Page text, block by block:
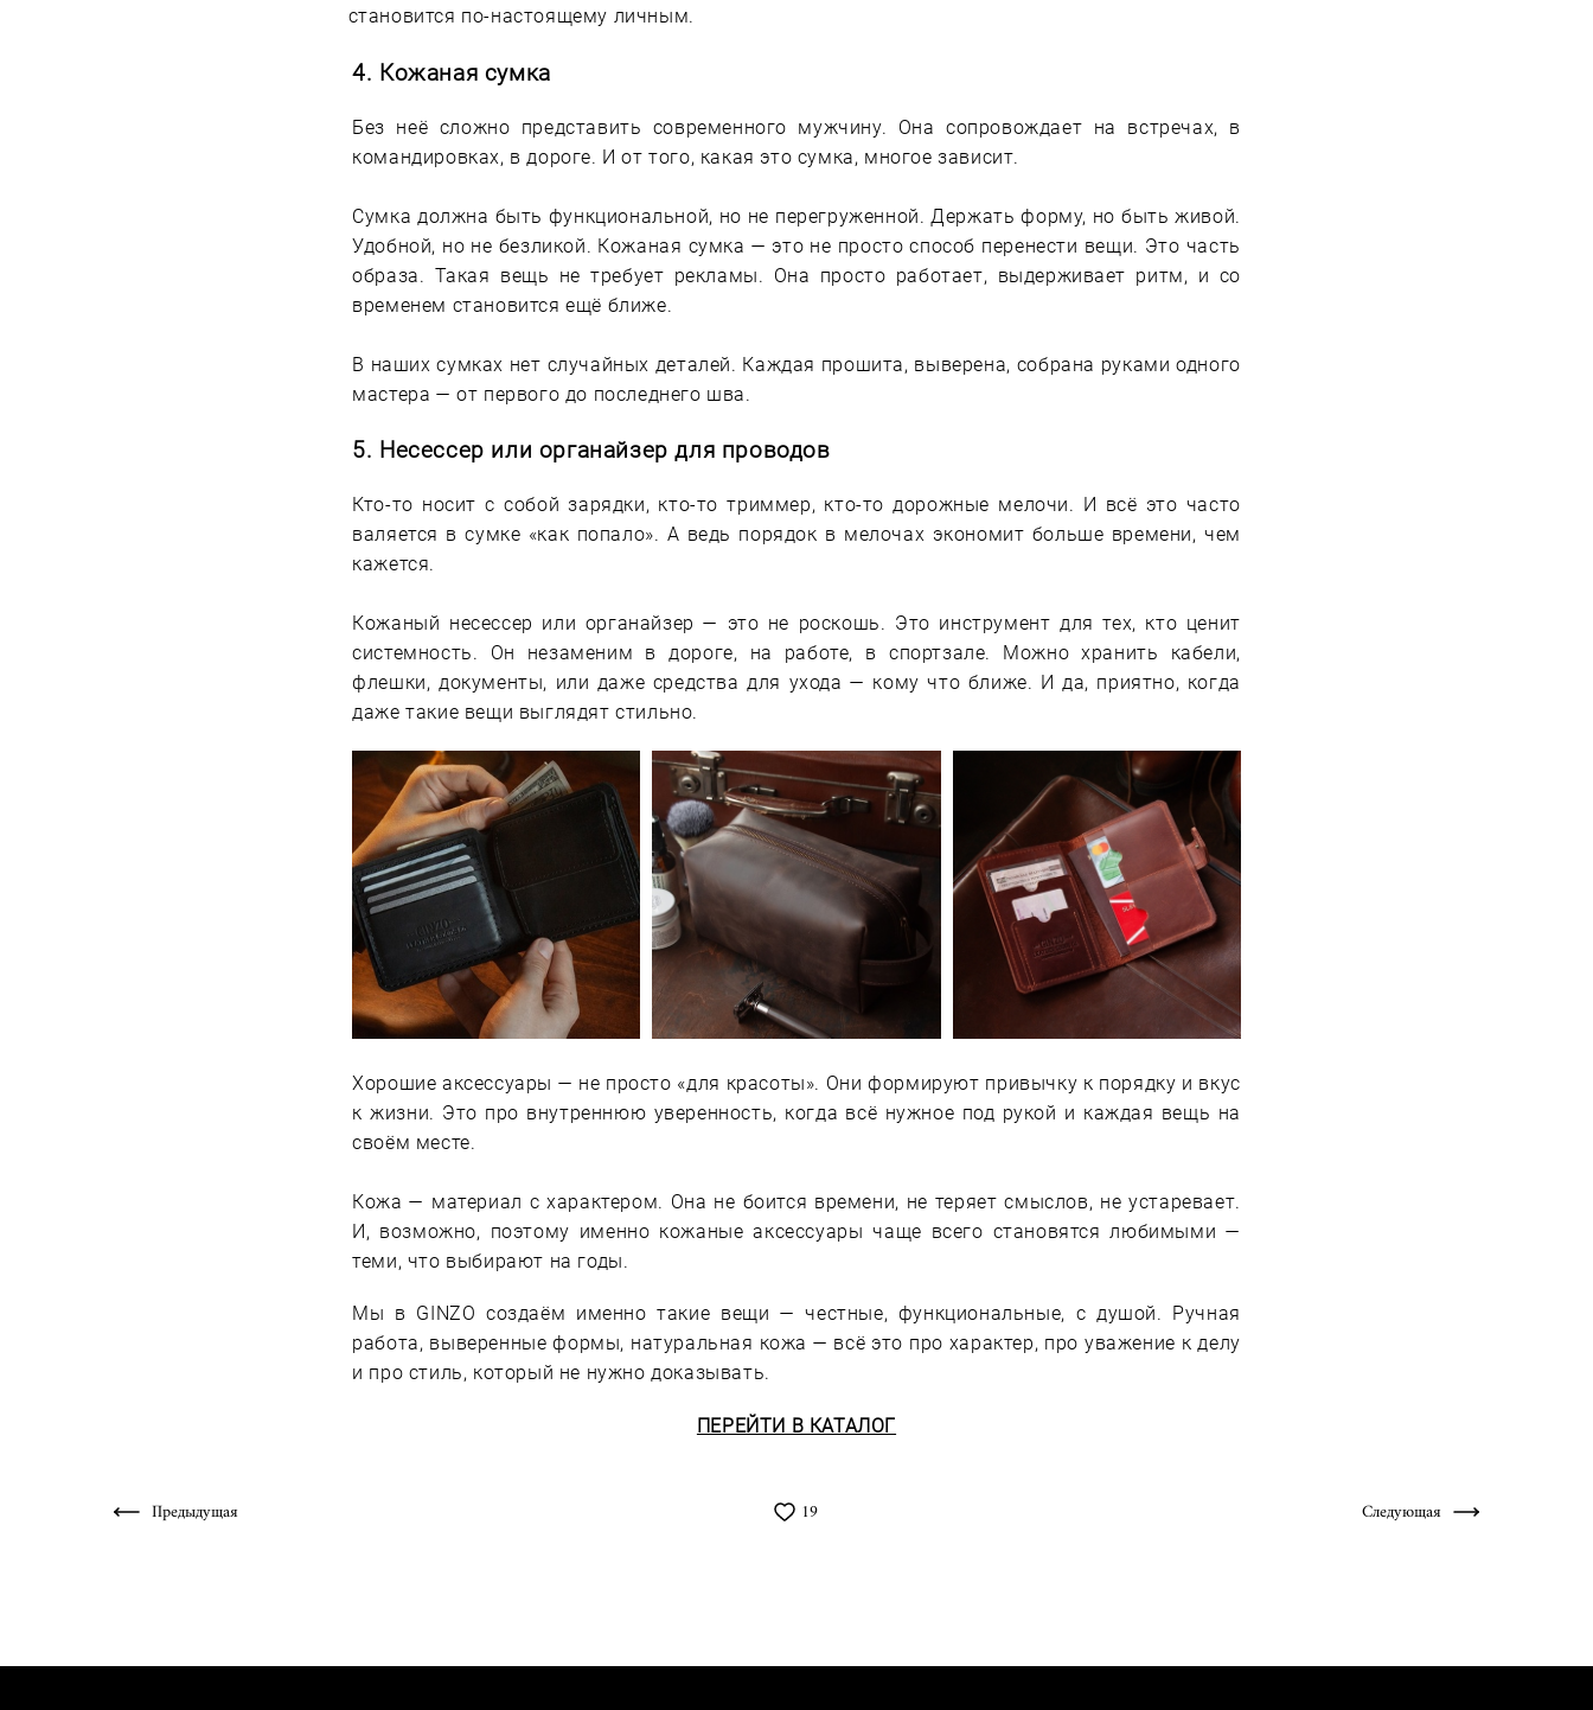
становится по-настоящему личным.
4. Кожаная сумка
Без неё сложно представить современного мужчину. Она сопровождает на встречах, в
командировках, в дороге. И от того, какая это сумка, многое зависит.
Сумка должна быть функциональной, но не перегруженной. Держать форму, но быть живой.
Удобной, но не безликой. Кожаная сумка — это не просто способ перенести вещи. Это часть
образа. Такая вещь не требует рекламы. Она просто работает, выдерживает ритм, и со
временем становится ещё ближе.
В наших сумках нет случайных деталей. Каждая прошита, выверена, собрана руками одного
мастера — от первого до последнего шва.
5. Несессер или органайзер для проводов
Кто-то носит с собой зарядки, кто-то триммер, кто-то дорожные мелочи. И всё это часто
валяется в сумке «как попало». А ведь порядок в мелочах экономит больше времени, чем
кажется.
Кожаный несессер или органайзер — это не роскошь. Это инструмент для тех, кто ценит
системность. Он незаменим в дороге, на работе, в спортзале. Можно хранить кабели,
флешки, документы, или даже средства для ухода — кому что ближе. И да, приятно, когда
даже такие вещи выглядят стильно.
Хорошие аксессуары — не просто «для красоты». Они формируют привычку к порядку и вкус
к жизни. Это про внутреннюю уверенность, когда всё нужное под рукой и каждая вещь на
своём месте.
Кожа — материал с характером. Она не боится времени, не теряет смыслов, не устаревает.
И, возможно, поэтому именно кожаные аксессуары чаще всего становятся любимыми —
теми, что выбирают на годы.
Мы в GINZO создаём именно такие вещи — честные, функциональные, с душой. Ручная
работа, выверенные формы, натуральная кожа — всё это про характер, про уважение к делу
и про стиль, который не нужно доказывать.
ПЕРЕЙТИ В КАТАЛОГ
19
Предыдущая Следующая